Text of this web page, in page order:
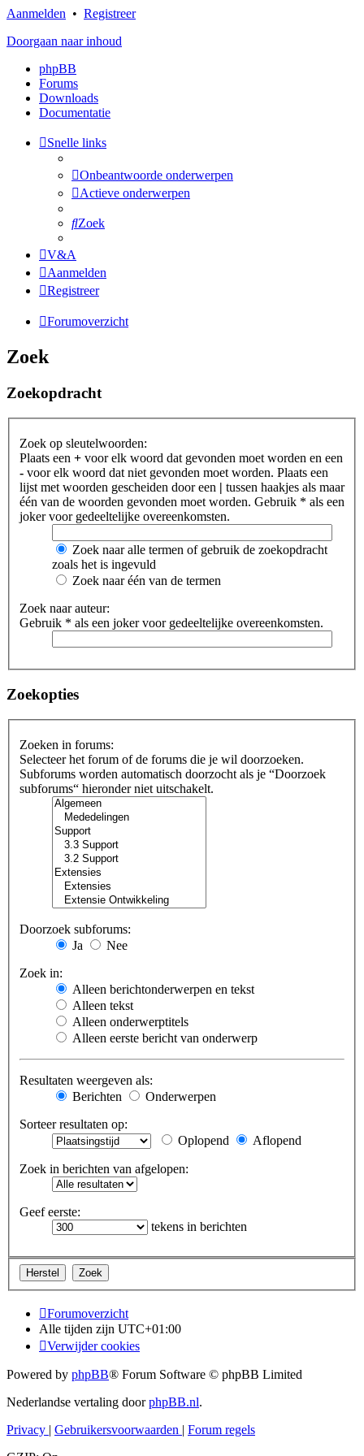
Aanmelden • Registreer
Doorgaan naar inhoud
phpBB
Forums
Downloads
Documentatie
Snelle links
Onbeantwoorde onderwerpen
Actieve onderwerpen
Zoek
V&A
Aanmelden
Registreer
Forumoverzicht
Zoek
Zoekopdracht
Zoek op sleutelwoorden:
Plaats een + voor elk woord dat gevonden moet worden en een
- voor elk woord dat niet gevonden moet worden. Plaats een
lijst met woorden gescheiden door een | tussen haakjes als maar
één van de woorden gevonden moet worden. Gebruik * als een
joker voor gedeeltelijke overeenkomsten.
Zoek naar alle termen of gebruik de zoekopdracht
zoals het is ingevuld
Zoek naar één van de termen
Zoek naar auteur:
Gebruik * als een joker voor gedeeltelijke overeenkomsten.
Zoekopties
Zoeken in forums:
Selecteer het forum of de forums die je wil doorzoeken.
Subforums worden automatisch doorzocht als je “Doorzoek
subforums“ hieronder niet uitschakelt.
Doorzoek subforums:
Ja
Nee
Zoek in:
Alleen berichtonderwerpen en tekst
Alleen tekst
Alleen onderwerptitels
Alleen eerste bericht van onderwerp
Resultaten weergeven als:
Berichten
Onderwerpen
Sorteer resultaten op:
Oplopend
Aflopend
Zoek in berichten van afgelopen:
Geef eerste:
tekens in berichten
Forumoverzicht
Alle tijden zijn UTC+01:00
Verwijder cookies
Powered by phpBB® Forum Software © phpBB Limited
Nederlandse vertaling doorphpBB.nl.
Privacy | Gebruikersvoorwaarden | Forum regels